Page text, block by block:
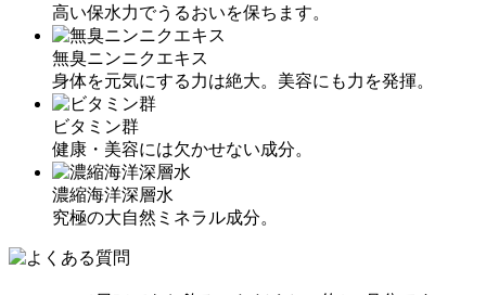
高い保水力でうるおいを保ちます。
無臭ニンニクエキス
身体を元気にする力は絶大。美容にも力を発揮。
ビタミン群
健康・美容には欠かせない成分。
濃縮海洋深層水
究極の大自然ミネラル成分。